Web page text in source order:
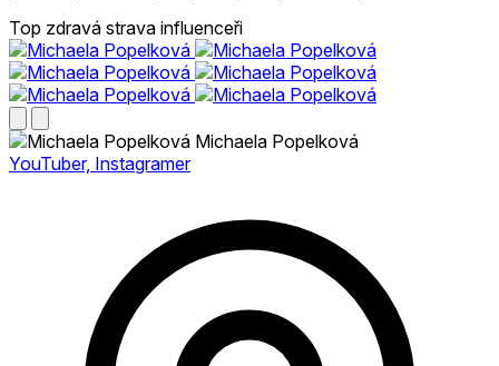
Top zdravá strava influenceři
Michaela Popelková
YouTuber, Instagramer